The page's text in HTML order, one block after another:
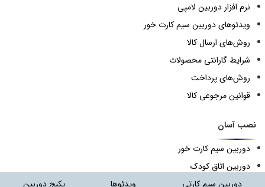
نرم افزار دوربین لامپی
ویدئوهای دوربین سیم کارت خور
روش‌های ارسال کالا
شرایط گارانتی محصولات
روش‌های پرداخت
قوانین مرجوعی کالا
نصب آسان
دوربین سیم کارت خور
دوربین اتاق کودک
دوربین لامپی
دوربین سیم کارتی ویدئوها پکیج دوربین